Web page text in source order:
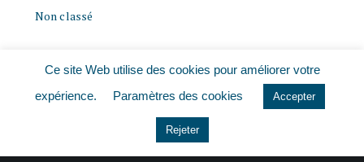
Non classé
Ce site Web utilise des cookies pour améliorer votre
expérience.
Paramètres des cookies Accepter
Rejeter